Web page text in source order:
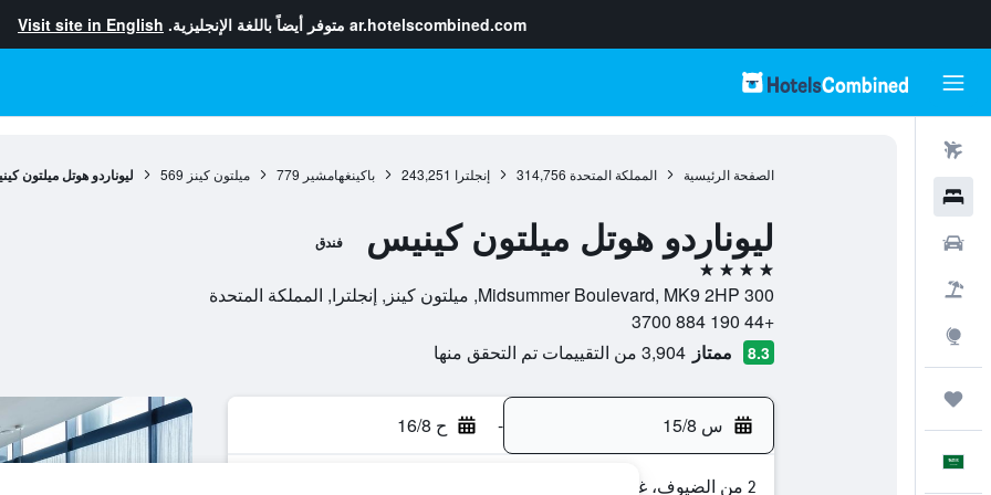
ar.hotelscombined.com متوفر أيضاً باللغة الإنجليزية. Visit site in English
الصفحة الرئيسية المملكة المتحدة 314,756 إنجلترا 243,251 باكينغهامشير 779 ميلتون كينز 569 ليوناردو هوتل ميلتون
ليوناردو هوتل ميلتون كينيس فندق
4 نجوم
300 Midsummer Boulevard, MK9 2HP, ميلتون كينز, إنجلترا, المملكة المتحدة
+44 190 884 3700
8.3 ممتاز 3,904 من التقييمات تم التحقق منها
س 15/8 - ح 16/8
2 من الضيوف، غرفة واحدة